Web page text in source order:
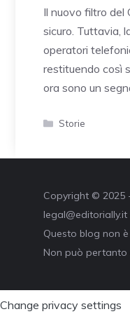
Il nuovo filtro del
sicuro. Tuttavia,
operatori
restituendo così
ora sono un
Categorie
Storie
Copyright © 2025
Questo blog non
Non può pertanto
Change privacy settings